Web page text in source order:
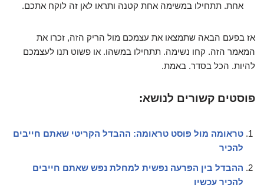
אחת. תתחילו במשימה אחת קטנה ותראו לאן זה לוקח אתכם.
אז בפעם הבאה שתמצאו את עצמכם מול הריק הזה, זכרו את
המאמר הזה. קחו נשימה. תתחילו במשהו. או פשוט תנו לעצמכם
להיות. הכל בסדר. באמת.
פוסטים קשורים לנושא:
טראומה מול פוסט טראומה: ההבדל הקריטי שאתם חייבים
להכיר
ההבדל בין הפרעה נפשית למחלת נפש שאתם חייבים
להכיר עכשיו